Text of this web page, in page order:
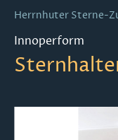
Herrnhuter Sterne-
Innoperform